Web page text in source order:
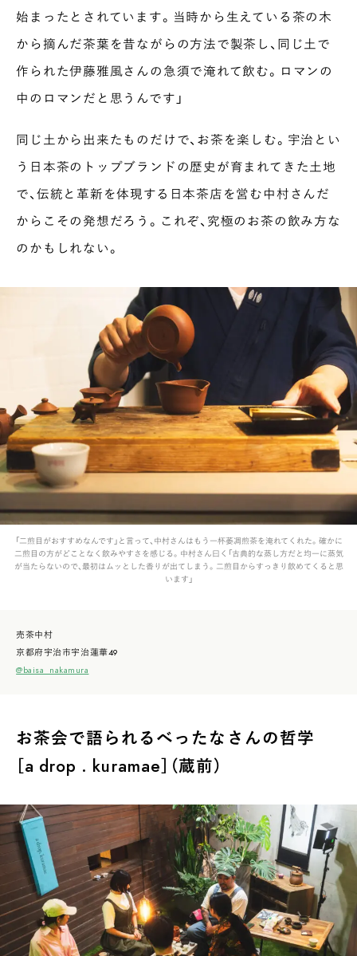
INTERVIEW
Ocha SURU? Lab.
始まったとされています。当時から生えている茶の木
から摘んだ茶葉を昔ながらの方法で製茶し、同じ土で
作られた伊藤雅風さんの急須で淹れて飲む。ロマンの
中のロマンだと思うんです」
同じ土から出来たものだけで、お茶を楽しむ。宇治とい
う日本茶のトップブランドの歴史が育まれてきた土地
で、伝統と革新を体現する日本茶店を営む中村さんだ
からこその発想だろう。これぞ、究極のお茶の飲み方な
のかもしれない。
「二煎目がおすすめなんです」と言って、中村さんはもう一杯萎凋煎茶を淹れてくれた。確かに
二煎目の方がどことなく飲みやすさを感じる。中村さん曰く「古典的な蒸し方だと均一に蒸気
が当たらないので、最初はムッとした香りが出てしまう。二煎目からすっきり飲めてくると思
います」
売茶中村
京都府宇治市宇治蓮華49
@baisa_nakamura
お茶会で語られるべったなさんの哲学
［a drop . kuramae］（蔵前）